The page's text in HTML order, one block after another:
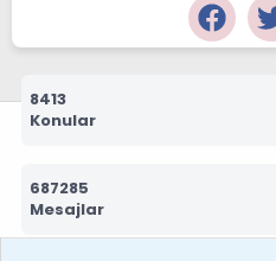
8413
Konular
687285
Mesajlar